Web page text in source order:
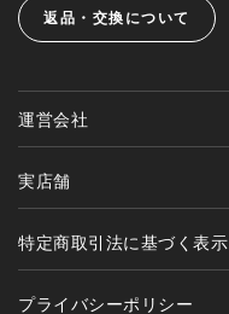
返品・交換について
運営会社
実店舗
特定商取引法に基づく表示
プライバシーポリシー